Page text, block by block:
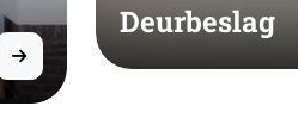
Deurbeslag